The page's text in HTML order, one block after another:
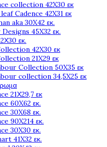
collection 42X30 εκ
Cadence 42X31 εκ
aka 30X42 εκ.
Designs 45X32 εκ.
εκ.
42X30 εκ
21X29 εκ
Collection 50X35 εκ
collection 34,5X25 εκ
21Χ29,7 εκ
60X62 εκ.
30X68 εκ.
90X214 εκ.
30X30 εκ.
41X32 εκ.